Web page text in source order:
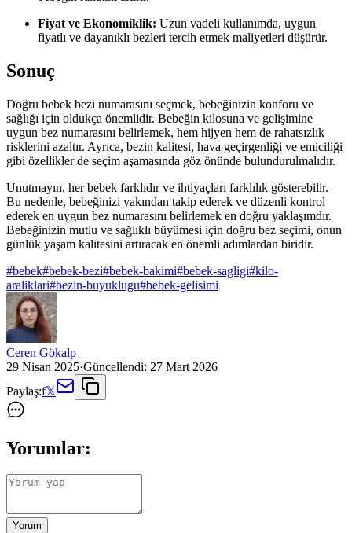
Fiyat ve Ekonomiklik: Uzun vadeli kullanımda, uygun
fiyatlı ve dayanıklı bezleri tercih etmek maliyetleri düşürür.
Sonuç
Doğru bebek bezi numarasını seçmek, bebeğinizin konforu ve
sağlığı için oldukça önemlidir. Bebeğin kilosuna ve gelişimine
uygun bez numarasını belirlemek, hem hijyen hem de rahatsızlık
risklerini azaltır. Ayrıca, bezin kalitesi, hava geçirgenliği ve emiciliği
gibi özellikler de seçim aşamasında göz önünde bulundurulmalıdır.
Unutmayın, her bebek farklıdır ve ihtiyaçları farklılık gösterebilir.
Bu nedenle, bebeğinizi yakından takip ederek ve düzenli kontrol
ederek en uygun bez numarasını belirlemek en doğru yaklaşımdır.
Bebeğinizin mutlu ve sağlıklı büyümesi için doğru bez seçimi, onun
günlük yaşam kalitesini artıracak en önemli adımlardan biridir.
#bebek#bebek-bezi#bebek-bakimi#bebek-sagligi#kilo-
araliklari#bezin-buyuklugu#bebek-gelisimi
Ceren Gökalp
29 Nisan 2025·Güncellendi: 27 Mart 2026
Paylaş:f𝕏
Yorumlar:
Yorum